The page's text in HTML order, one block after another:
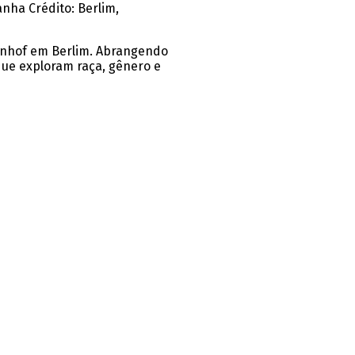
Crédito: Berlim,
em Berlim. Abrangendo
exploram raça, gênero e